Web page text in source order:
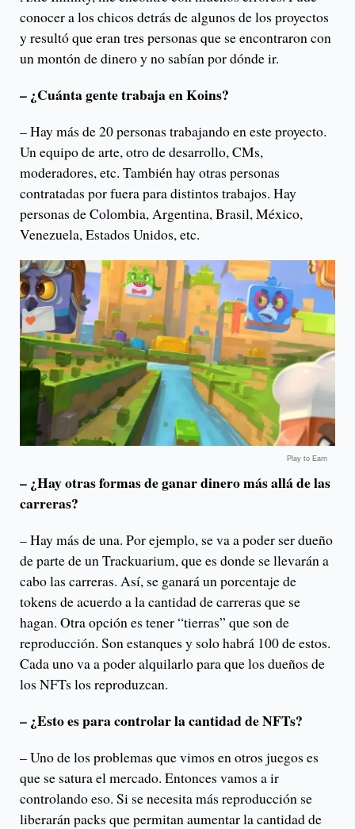
conocer a los chicos detrás de algunos de los proyectos
y resultó que eran tres personas que se encontraron con
un montón de dinero y no sabían por dónde ir.
– ¿Cuánta gente trabaja en Koins?
– Hay más de 20 personas trabajando en este proyecto.
Un equipo de arte, otro de desarrollo, CMs,
moderadores, etc. También hay otras personas
contratadas por fuera para distintos trabajos. Hay
personas de Colombia, Argentina, Brasil, México,
Venezuela, Estados Unidos, etc.
Play to Earn
– ¿Hay otras formas de ganar dinero más allá de las
carreras?
– Hay más de una. Por ejemplo, se va a poder ser dueño
de parte de un Trackuarium, que es donde se llevarán a
cabo las carreras. Así, se ganará un porcentaje de
tokens de acuerdo a la cantidad de carreras que se
hagan. Otra opción es tener “tierras” que son de
reproducción. Son estanques y solo habrá 100 de estos.
Cada uno va a poder alquilarlo para que los dueños de
los NFTs los reproduzcan.
– ¿Esto es para controlar la cantidad de NFTs?
– Uno de los problemas que vimos en otros juegos es
que se satura el mercado. Entonces vamos a ir
controlando eso. Si se necesita más reproducción se
liberarán packs que permitan aumentar la cantidad de